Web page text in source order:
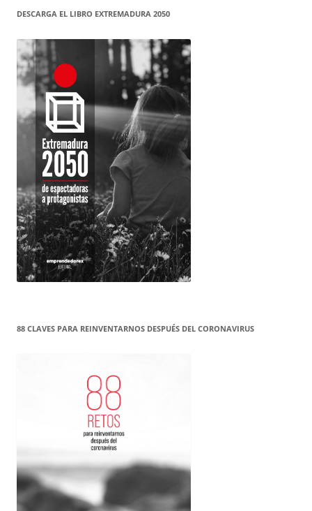
DESCARGA EL LIBRO EXTREMADURA 2050
88 CLAVES PARA REINVENTARNOS DESPUÉS DEL CORONAVIRUS